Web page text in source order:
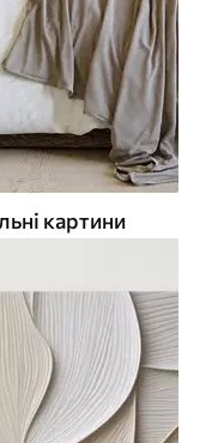
картини